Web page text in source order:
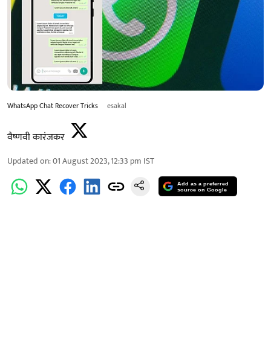
WhatsApp Chat Recover Tricks esakal
वैष्णवी कारंजकर
Updated on:01 August 2023, 12:33 pm IST
Add as a preferred
source on Google